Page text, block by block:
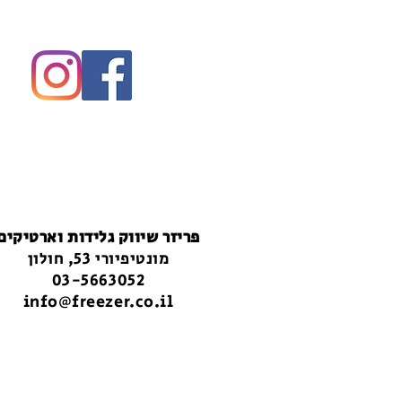
פריזר שיווק גלידות
מונטיפיורי 53, חולון
03-5663052
info@freezer.co.il